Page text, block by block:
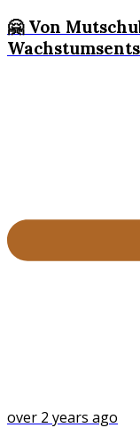
🤗 Von
over 2 years ago